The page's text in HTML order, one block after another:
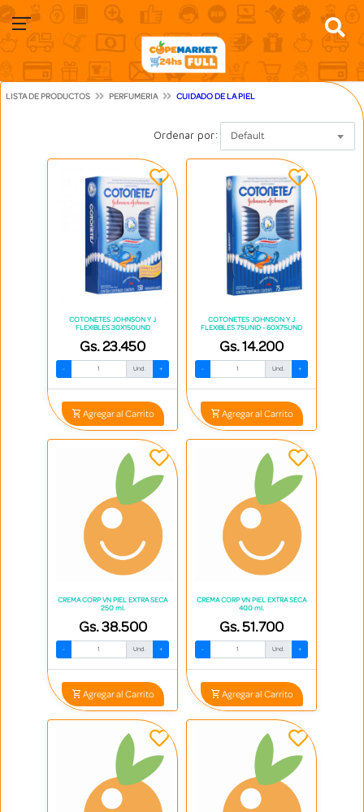
LISTA DE PRODUCTOS PERFUMERIA CUIDADO DE LA PIEL
Ordenar por: Default
COTONETES JOHNSON Y J
FLEXIBLES 30X150UND
Gs. 23.450
- Und. +
Agregar al Carrito
COTONETES JOHNSON Y J
FLEXIBLES 75UNID - 60X75UND
Gs. 14.200
- Und. +
Agregar al Carrito
CREMA CORP VN PIEL EXTRA SECA
250 ml.
Gs. 38.500
- Und. +
Agregar al Carrito
CREMA CORP VN PIEL EXTRA SECA
400 ml.
Gs. 51.700
- Und. +
Agregar al Carrito